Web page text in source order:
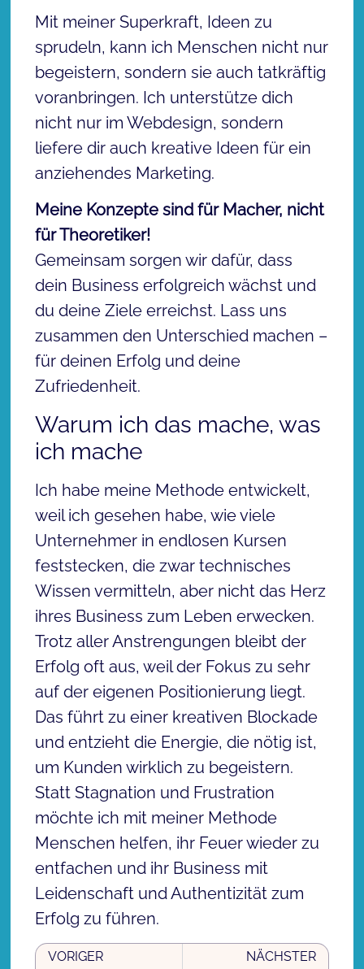
Mit meiner Superkraft, Ideen zu
sprudeln, kann ich Menschen nicht nur
begeistern, sondern sie auch tatkräftig
voranbringen. Ich unterstütze dich
nicht nur im Webdesign, sondern
liefere dir auch kreative Ideen für ein
anziehendes Marketing.
Meine Konzepte sind für Macher, nicht
für Theoretiker!
Gemeinsam sorgen wir dafür, dass
dein Business erfolgreich wächst und
du deine Ziele erreichst. Lass uns
zusammen den Unterschied machen –
für deinen Erfolg und deine
Zufriedenheit.
Warum ich das mache, was
ich mache
Ich habe meine Methode entwickelt,
weil ich gesehen habe, wie viele
Unternehmer in endlosen Kursen
feststecken, die zwar technisches
Wissen vermitteln, aber nicht das Herz
ihres Business zum Leben erwecken.
Trotz aller Anstrengungen bleibt der
Erfolg oft aus, weil der Fokus zu sehr
auf der eigenen Positionierung liegt.
Das führt zu einer kreativen Blockade
und entzieht die Energie, die nötig ist,
um Kunden wirklich zu begeistern.
Statt Stagnation und Frustration
möchte ich mit meiner Methode
Menschen helfen, ihr Feuer wieder zu
entfachen und ihr Business mit
Leidenschaft und Authentizität zum
Erfolg zu führen.
VORIGER NÄCHSTER